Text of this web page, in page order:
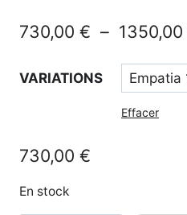
730,00 € – 1350,00
VARIATIONS
Effacer
730,00 €
En stock